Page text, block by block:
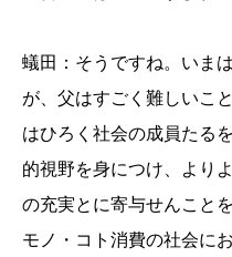
蟻田：そうですね。いま
が、父はすごく難しいこ
はひろく社会の成員たる
的視野を身につけ、より
の充実とに寄与せんことを
モノ・コト消費の社会に